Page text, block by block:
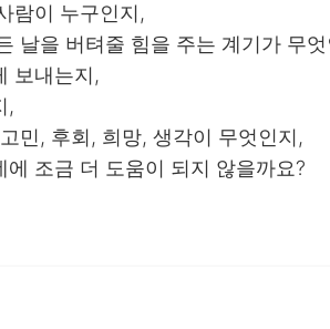
람이 누구인지,
날을 버텨줄 힘을 주는 계기가 무
보내는지,
,
민, 후회, 희망, 생각이 무엇인지,
에 조금 더 도움이 되지 않을까요?